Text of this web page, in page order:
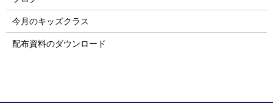
今月のキッズクラス
配布資料のダウンロード